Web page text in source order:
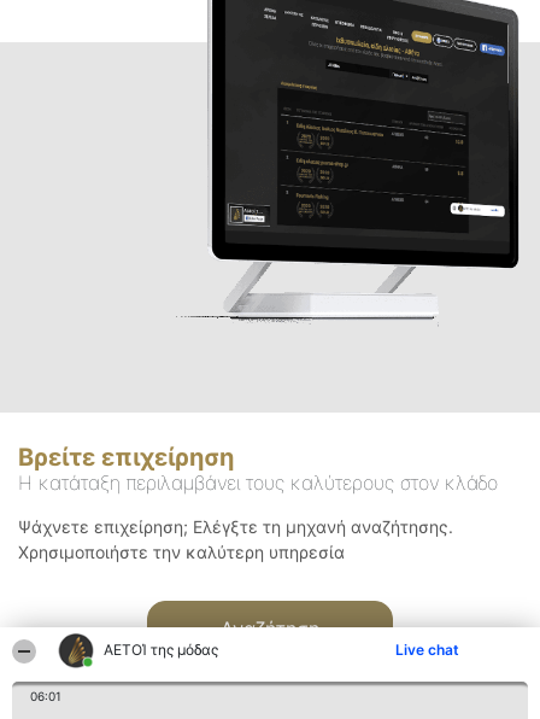
ΑΕΤΟΊ της μόδας Live chat
06:01
Βρείτε επιχείρηση
Η κατάταξη περιλαμβάνει τους καλύτερους στον κλάδο
Ψάχνετε επιχείρηση; Ελέγξτε τη μηχανή αναζήτησης.
Χρησιμοποιήστε την καλύτερη υπηρεσία
Αναζήτηση